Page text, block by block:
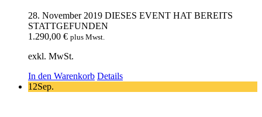
28. November 2019 DIESES EVENT HAT BEREITS
STATTGEFUNDEN
1.290,00 € plus Mwst.
exkl. MwSt.
In den Warenkorb Details
12Sep.